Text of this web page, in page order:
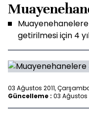
getirilmesi için 4
03 Ağustos 2011,
Güncelleme : 03 Ağustos